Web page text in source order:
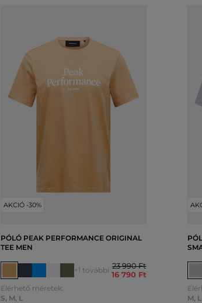
AKCIÓ -30%
PÓLÓ PEAK PERFORMANCE ORIGINAL
TEE MEN
+1 további 23 990 Ft
16 790 Ft
Elérhető méretek:
S, M, L
M, L